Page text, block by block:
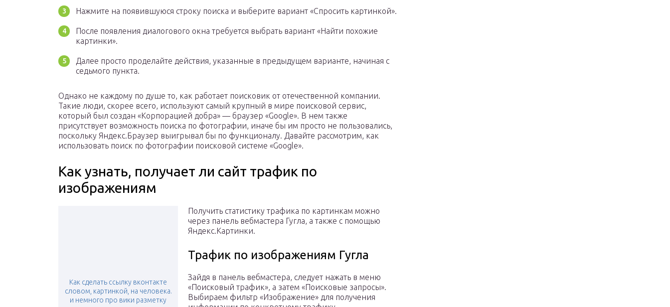
Нажмите на появившуюся строку поиска и выберите вариант «Спросить картинкой».
После появления диалогового окна требуется выбрать вариант «Найти похожие
картинки».
Далее просто проделайте действия, указанные в предыдущем варианте, начиная с
седьмого пункта.
Однако не каждому по душе то, как работает поисковик от отечественной компании.
Такие люди, скорее всего, используют самый крупный в мире поисковой сервис,
который был создан «Корпорацией добра» — браузер «Google». В нем также
присутствует возможность поиска по фотографии, иначе бы им просто не пользовались,
поскольку Яндекс.Браузер выигрывал бы по функционалу. Давайте рассмотрим, как
использовать поиск по фотографии поисковой системе «Google».
Как узнать, получает ли сайт трафик по
изображениям
Как сделать ссылку вконтакте
словом, картинкой, на человека.
и немного про вики разметку
Получить статистику трафика по картинкам можно
через панель вебмастера Гугла, а также с помощью
Яндекс.Картинки.
Трафик по изображениям Гугла
Зайдя в панель вебмастера, следует нажать в меню
«Поисковый трафик», а затем «Поисковые запросы».
Выбираем фильтр «Изображение» для получения